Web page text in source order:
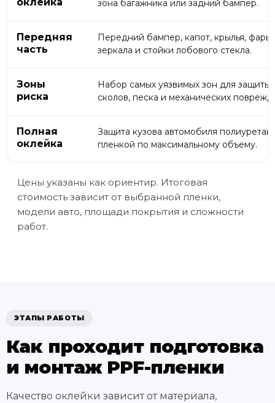
зона багажника или задний бампер.
Передняя
часть
Передний бампер, капот, крылья, фары,
зеркала и стойки лобового стекла.
Зоны
риска
Набор самых уязвимых зон для защиты
сколов, песка и механических
Полная
оклейка
Защита кузова автомобиля
пленкой по максимальному объему.
Цены указаны как ориентир. Итоговая
стоимость зависит от выбранной пленки,
модели авто, площади покрытия и сложности
работ.
ЭТАПЫ РАБОТЫ
Как проходит подготовка
и монтаж PPF-пленки
Качество оклейки зависит от материала,